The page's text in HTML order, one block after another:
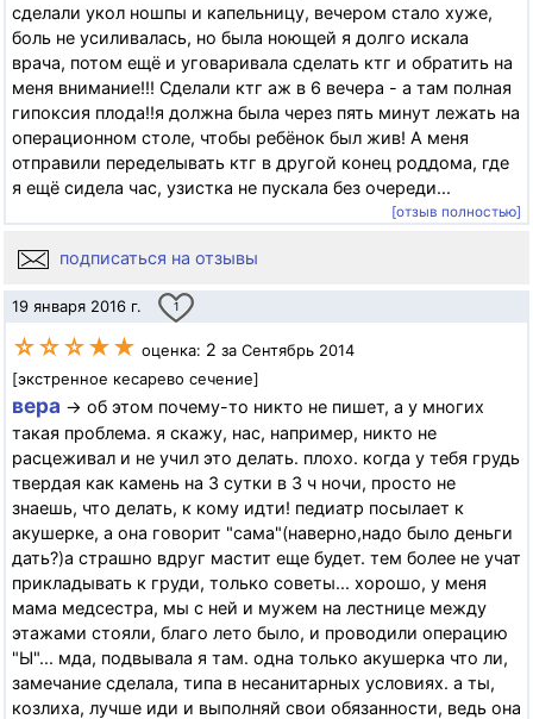
сделали укол ношпы и капельницу, вечером стало хуже,
боль не усиливалась, но была ноющей я долго искала
врача, потом ещё и уговаривала сделать ктг и обратить на
меня внимание!!! Сделали ктг аж в 6 вечера - а там полная
гипоксия плода!!я должна была через пять минут лежать на
операционном столе, чтобы ребёнок был жив! А меня
отправили переделывать ктг в другой конец роддома, где
я ещё сидела час, узистка не пускала без очереди...
[отзыв полностью]
подписаться на отзывы
19 января 2016 г. 1
☆☆☆★★ оценка: 2 за Сентябрь 2014
[экстренное кесарево сечение]
вера → об этом почему-то никто не пишет, а у многих
такая проблема. я скажу, нас, например, никто не
расцеживал и не учил это делать. плохо. когда у тебя грудь
твердая как камень на 3 сутки в 3 ч ночи, просто не
знаешь, что делать, к кому идти! педиатр посылает к
акушерке, а она говорит "сама"(наверно,надо было деньги
дать?)а страшно вдруг мастит еще будет. тем более не учат
прикладывать к груди, только советы... хорошо, у меня
мама медсестра, мы с ней и мужем на лестнице между
этажами стояли, благо лето было, и проводили операцию
"Ы"... мда, подвывала я там. одна только акушерка что ли,
замечание сделала, типа в несанитарных условиях. а ты,
козлиха, лучше иди и выполняй свои обязанности, ведь она